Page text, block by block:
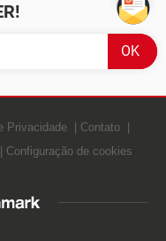
Privacidade
Contato
Configuração de cookies